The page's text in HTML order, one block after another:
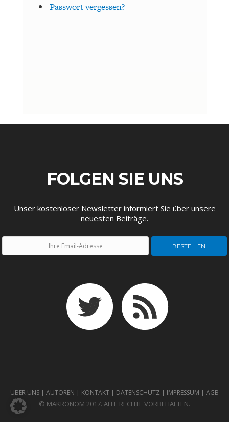
Passwort vergessen?
FOLGEN SIE UNS
Unser kostenloser Newsletter informiert Sie über unsere
neuesten Beiträge.
ÜBER UNS | AUTOREN | KONTAKT | DATENSCHUTZ | IMPRESSUM | AGB
© MAKRONOM 2017. ALLE RECHTE VORBEHALTEN.